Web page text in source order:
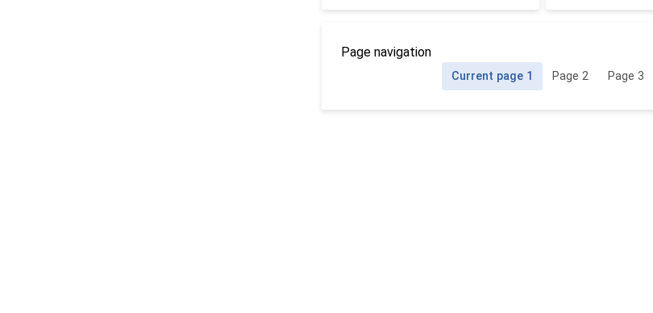
Page navigation
Current page 1 Page 2 Page 3